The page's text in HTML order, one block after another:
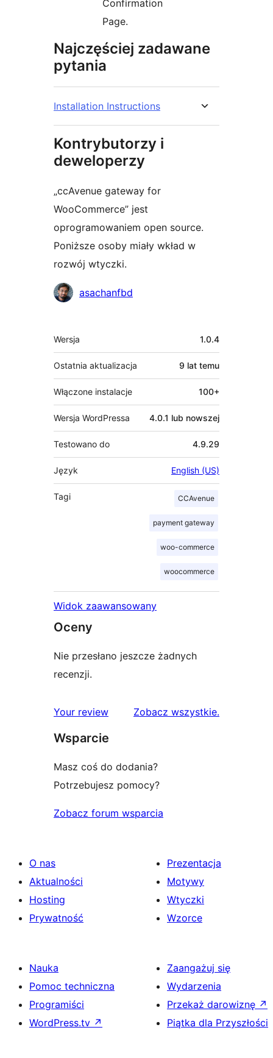
Confirmation
Page.
Najczęściej zadawane
pytania
Installation Instructions
Kontrybutorzy i
deweloperzy
„ccAvenue gateway for
WooCommerce” jest
oprogramowaniem open source.
Poniższe osoby miały wkład w
rozwój wtyczki.
Zaangażowani
asachanfbd
Meta
Wersja 1.0.4
Ostatnia aktualizacja 9 lat temu
Włączone instalacje 100+
Wersja WordPressa 4.0.1 lub nowszej
Testowano do 4.9.29
Język English (US)
Tagi CCAvenue
payment gateway
woo-commerce
woocommerce
Widok zaawansowany
Oceny
Nie przesłano jeszcze żadnych
recenzji.
Your review Zobacz wszystkierecenzje
.
Wsparcie
Masz coś do dodania?
Potrzebujesz pomocy?
Zobacz forum wsparcia
O nas
Aktualności
Hosting
Prywatność
Prezentacja
Motywy
Wtyczki
Wzorce
Nauka
Pomoc techniczna
Programiści
WordPress.tv ↗
Zaangażuj się
Wydarzenia
Przekaż darowiznę ↗
Piątka dla Przyszłości